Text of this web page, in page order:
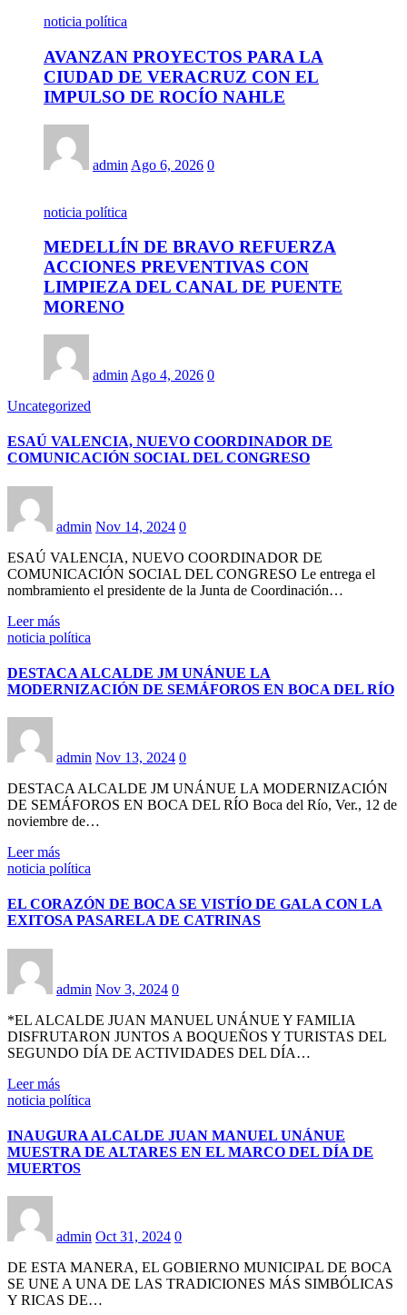
noticia política
AVANZAN PROYECTOS PARA LA
CIUDAD DE VERACRUZ CON EL
IMPULSO DE ROCÍO NAHLE
admin Ago 6, 2026 0
noticia política
MEDELLÍN DE BRAVO REFUERZA
ACCIONES PREVENTIVAS CON
LIMPIEZA DEL CANAL DE PUENTE
MORENO
admin Ago 4, 2026 0
Uncategorized
ESAÚ VALENCIA, NUEVO COORDINADOR DE
COMUNICACIÓN SOCIAL DEL CONGRESO
admin Nov 14, 2024 0
ESAÚ VALENCIA, NUEVO COORDINADOR DE
COMUNICACIÓN SOCIAL DEL CONGRESO Le entrega el
nombramiento el presidente de la Junta de Coordinación…
Leer más
noticia política
DESTACA ALCALDE JM UNÁNUE LA
MODERNIZACIÓN DE SEMÁFOROS EN BOCA DEL RÍO
admin Nov 13, 2024 0
DESTACA ALCALDE JM UNÁNUE LA MODERNIZACIÓN
DE SEMÁFOROS EN BOCA DEL RÍO Boca del Río, Ver., 12 de
noviembre de…
Leer más
noticia política
EL CORAZÓN DE BOCA SE VISTÍO DE GALA CON LA
EXITOSA PASARELA DE CATRINAS
admin Nov 3, 2024 0
*EL ALCALDE JUAN MANUEL UNÁNUE Y FAMILIA
DISFRUTARON JUNTOS A BOQUEÑOS Y TURISTAS DEL
SEGUNDO DÍA DE ACTIVIDADES DEL DÍA…
Leer más
noticia política
INAUGURA ALCALDE JUAN MANUEL UNÁNUE
MUESTRA DE ALTARES EN EL MARCO DEL DÍA DE
MUERTOS
admin Oct 31, 2024 0
DE ESTA MANERA, EL GOBIERNO MUNICIPAL DE BOCA
SE UNE A UNA DE LAS TRADICIONES MÁS SIMBÓLICAS
Y RICAS DE…